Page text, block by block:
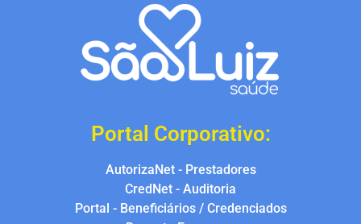
Portal Corporativo:
AutorizaNet - Prestadores
CredNet - Auditoria
Portal - Beneficiários / Credenciados